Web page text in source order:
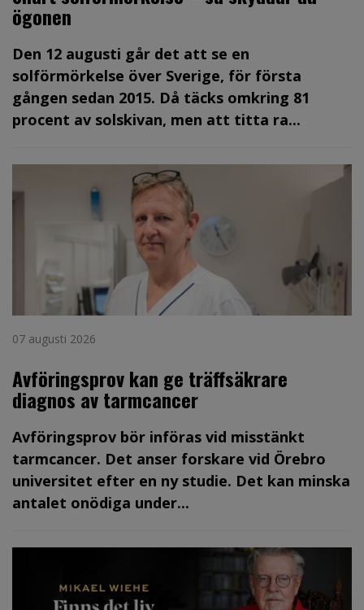
ögonen
Den 12 augusti går det att se en
solförmörkelse över Sverige, för första
gången sedan 2015. Då täcks omkring 81
procent av solskivan, men att titta ra...
07 augusti 2026
Avföringsprov kan ge träffsäkrare
diagnos av tarmcancer
Avföringsprov bör införas vid misstänkt
tarmcancer. Det anser forskare vid Örebro
universitet efter en ny studie. Det kan minska
antalet onödiga under...